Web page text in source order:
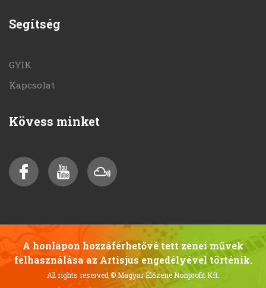
Segítség
GYIK
Kapcsolat
Kövess minket
A honlapon hozzáférhetővé tett zenei művek
felhasználása az Artisjus engedélyével történik.
All rights reserved© Magyar Élőzene Nonprofit Kft.